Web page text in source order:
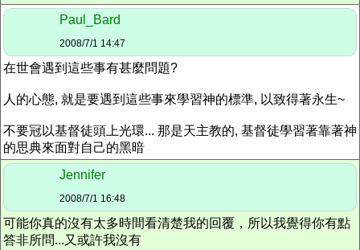
Paul_Bard
2008/7/1 14:47
在世會遇到這些事有甚麼問題?
人的心態, 就是要遇到這些事來學習神的標準, 以致得著永生~
不要冠以基督徒頭上光環... 那是天主教的, 基督徒學習著靠著神
的思典來面對自己的黑暗
Jennifer
2008/7/1 16:48
可能你真的沒有太多時間看清楚我的回覆，所以我覺得你有點
答非所問...又或許我沒有